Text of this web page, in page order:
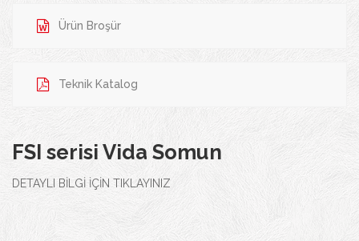
Ürün Broşür
Teknik Katalog
FSI serisi Vida Somun
DETAYLI BİLGİ İÇİN TIKLAYINIZ